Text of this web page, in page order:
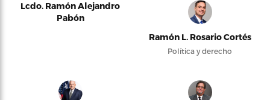
Lcdo. Ramón Alejandro
Pabón
Ramón L. Rosario Cortés
Política y derecho